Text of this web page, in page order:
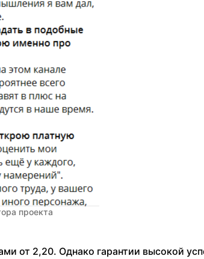
проекта
от 2,20. Однако гарантии высокой